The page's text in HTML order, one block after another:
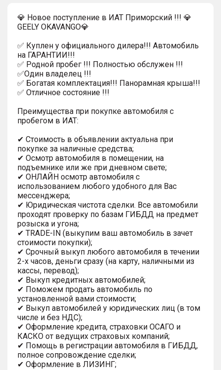
💎 Новое поступление в ИАТ Приморский !!! 💎
GEELY OKAVANGO💎
✅ Куплен у официального дилера!!! Автомобиль
на ГАРАНТИИ!!!
✅ Родной пробег !!! Полностью обслужен !!!
✅Один владелец !!!
✅ Богатая комплектация!!! Панорамная крыша!!!
✅ Отличное состояние !!!
Преимущества при покупке автомобиля с
пробегом в ИАТ:
✔ Стоимость в объявлении актуальна при
покупке за наличные средства;
✔ Осмотр автомобиля в помещении, на
подъемнике или же при дневном свете;
✔ ОНЛАЙН осмотр автомобиля с
использованием любого удобного для Вас
мессенджера;
✔ Юридическая чистота сделки. Все автомобили
проходят проверку по базам ГИБДД на предмет
розыска и угона;
✔ TRADE-IN (выкупим ваш автомобиль в зачет
стоимости покупки);
✔ Срочный выкуп любого автомобиля в течении
2-х часов, деньги сразу (на карту, наличными из
кассы, перевод);
✔ Выкуп кредитных автомобилей;
✔ Поможем продать автомобиль по
установленной вами стоимости;
✔ Выкуп автомобилей у юридических лиц (в том
числе и без НДС);
✔ Оформление кредита, страховки ОСАГО и
КАСКО от ведущих страховых компаний;
✔ Помощь в регистрации автомобиля в ГИБДД,
полное сопровождение сделки;
✔ Оформление в ЛИЗИНГ;